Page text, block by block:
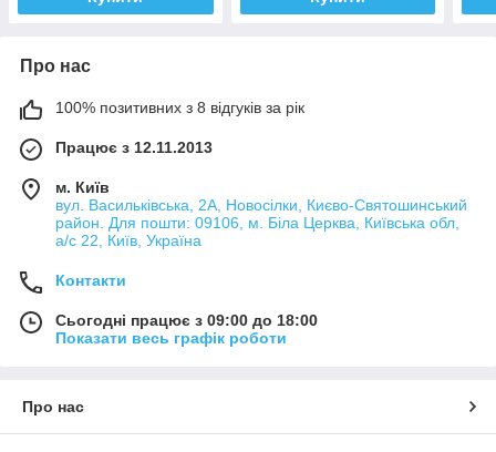
Про нас
100% позитивних з 8 відгуків за рік
Працює з 12.11.2013
м. Київ
вул. Васильківська, 2А, Новосілки, Києво-Святошинський
район. Для пошти: 09106, м. Біла Церква, Київська обл,
а/с 22, Київ, Україна
Контакти
Сьогодні працює з 09:00 до 18:00
Показати весь графік роботи
Про нас